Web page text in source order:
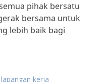
pihak bersatu
bersama untuk
lebih baik bagi
kerja